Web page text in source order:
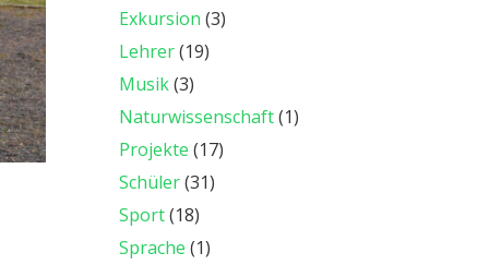
Exkursion (3)
Lehrer(19)
Musik(3)
Naturwissenschaft(1)
Projekte (17)
Schüler(31)
Sport(18)
Sprache (1)